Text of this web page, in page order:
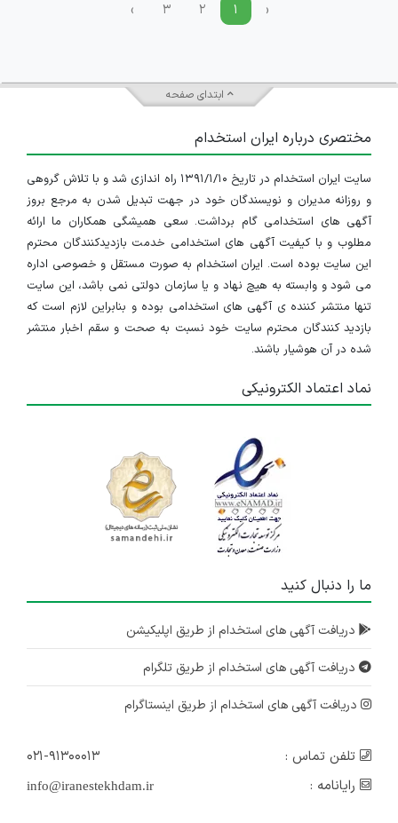
‹ ۱ ۲ ۳ ›
ابتدای صفحه
مختصری درباره ایران استخدام
سایت ایران استخدام در تاریخ ۱۳۹۱/۱/۱۰ راه اندازی شد و با تلاش گروهی
و روزانه مدیران و نویسندگان خود در جهت تبدیل شدن به مرجع بروز
آگهی های استخدامی گام برداشت. سعی همیشگی همکاران ما ارائه
مطلوب و با کیفیت آگهی های استخدامی خدمت بازدیدکنندگان محترم
این سایت بوده است. ایران استخدام به صورت مستقل و خصوصی اداره
می شود و وابسته به هیچ نهاد و یا سازمان دولتی نمی باشد، این سایت
تنها منتشر کننده ی آگهی های استخدامی بوده و بنابراین لازم است که
بازدید کنندگان محترم سایت خود نسبت به صحت و سقم اخبار منتشر
شده در آن هوشیار باشند.
نماد اعتماد الکترونیکی
ما را دنبال کنید
دریافت آگهی های استخدام از طریق اپلیکیشن
دریافت آگهی های استخدام از طریق تلگرام
دریافت آگهی های استخدام از طریق اینستاگرام
تلفن تماس :
۰۲۱-۹۱۳۰۰۰۱۳
رایانامه :
info@iranestekhdam.ir